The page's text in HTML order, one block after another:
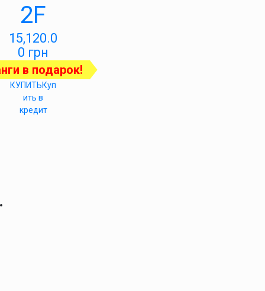
2F
15,120.0
0 грн
в подарок!
КУПИТЬКуп
ить в
кредит